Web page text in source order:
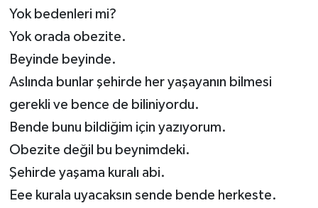
Yok bedenleri mi?
Yok orada obezite.
Beyinde beyinde.
Aslında bunlar şehirde her yaşayanın bilmesi
gerekli ve bence de biliniyordu.
Bende bunu bildiğim için yazıyorum.
Obezite değil bu beynimdeki.
Şehirde yaşama kuralı abi.
Eee kurala uyacaksın sende bende herkeste.